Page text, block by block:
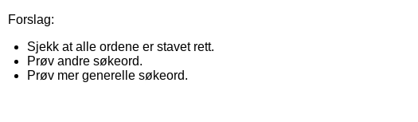
Forslag:
Sjekk at alle ordene er stavet rett.
Prøv andre søkeord.
Prøv mer generelle søkeord.